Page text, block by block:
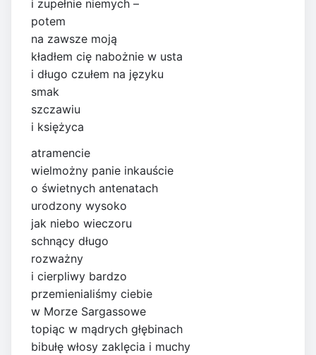
i zupełnie niemych –
potem
na zawsze moją
kładłem cię nabożnie w usta
i długo czułem na języku
smak
szczawiu
i księżyca
atramencie
wielmożny panie inkauście
o świetnych antenatach
urodzony wysoko
jak niebo wieczoru
schnący długo
rozważny
i cierpliwy bardzo
przemienialiśmy ciebie
w Morze Sargassowe
topiąc w mądrych głębinach
bibułę włosy zaklęcia i muchy